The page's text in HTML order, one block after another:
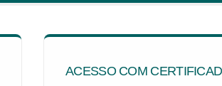
ACESSO COM